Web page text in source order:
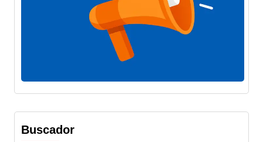
Buscador